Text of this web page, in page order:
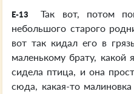
E-13
Так вот, потом
небольшого старого
вот так кидал его в
маленькому брату,
сидела птица, и она
сюда, какая-то